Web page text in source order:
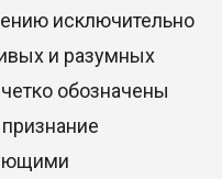
исключительно
и разумных
обозначены